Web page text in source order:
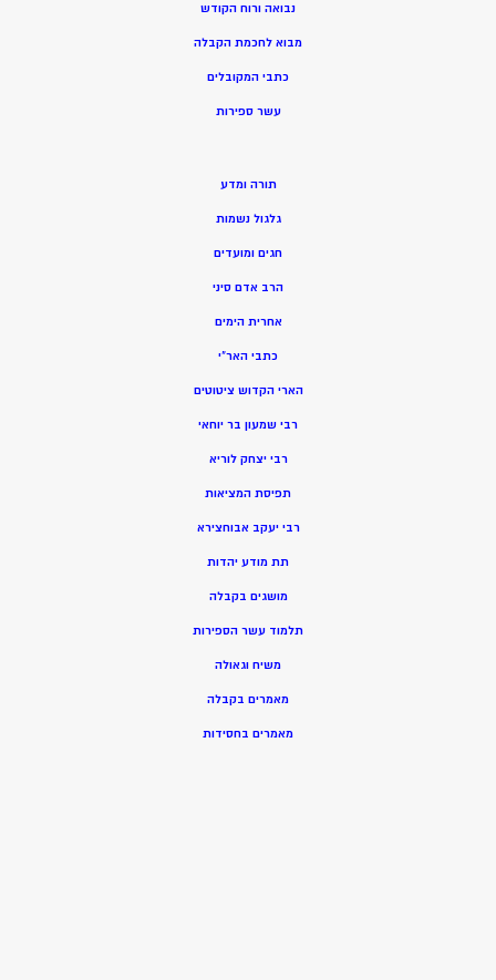
נבואה ורוח הקודש
מבוא לחכמת הקבלה
כתבי המקובלים
עשר ספירות
תורה ומדע
גלגול נשמות
חגים ומועדים
הרב אדם סיני
אחרית הימים
כתבי האר”י
הארי הקדוש ציטוטים
רבי שמעון בר יוחאי
רבי יצחק לוריא
תפיסת המציאות
רבי יעקב אבוחצירא
תת מודע יהדות
מושגים בקבלה
תלמוד עשר הספירות
משיח וגאולה
מאמרים בקבלה
מאמרים בחסידות